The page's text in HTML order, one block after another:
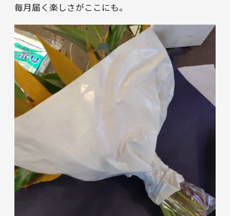
毎月届く楽しさがここにも。